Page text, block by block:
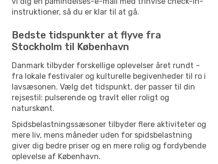
instruktioner, så du er klar til at gå.
Bedste tidspunkter at flyve fra
Stockholm til København
Danmark tilbyder forskellige oplevelser året rundt –
fra lokale festivaler og kulturelle begivenheder til ro i
lavsæsonen. Vælg det tidspunkt, der passer til din
rejsestil: pulserende og travlt eller roligt og
naturskønt.
Spidsbelastningssæsoner tilbyder flere aktiviteter og
mere liv, mens måneder uden for spidsbelastning
giver dig bedre priser og en mere rolig og fordybende
oplevelse af København.